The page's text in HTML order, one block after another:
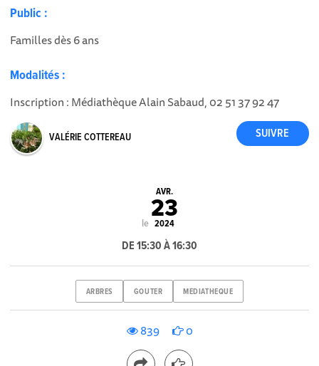
Public :
Familles dès 6 ans
Modalités :
Inscription : Médiathèque Alain Sabaud, 02 51 37 92 47
VALÉRIE COTTEREAU
le
AVR.
23
2024
DE 15:30 À 16:30
ARBRES GOUTER MEDIATHEQUE
839 0